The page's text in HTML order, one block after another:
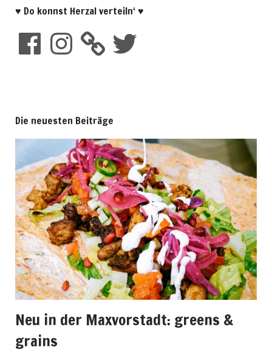
♥ Do konnst Herzal verteiln‘ ♥
Die neuesten Beiträge
Neu in der Maxvorstadt: greens &
grains